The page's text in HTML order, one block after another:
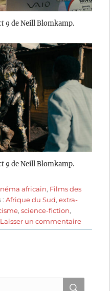
9 de Neill Blomkamp.
9 de Neill Blomkamp.
africain, Films des
:Afrique du Sud,extra-
,science-fiction,
Laisser un commentairesur
District